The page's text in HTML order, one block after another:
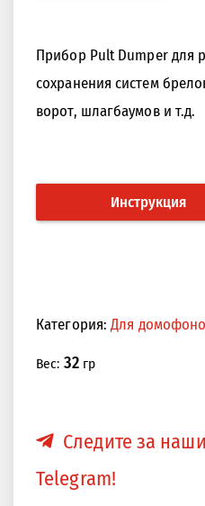
Прибор Pult Dumper для
сохранения систем
ворот, шлагбаумов и т.д.
Инструкция
Категория:Для
Вес: 32гр
Следите за
Telegram!